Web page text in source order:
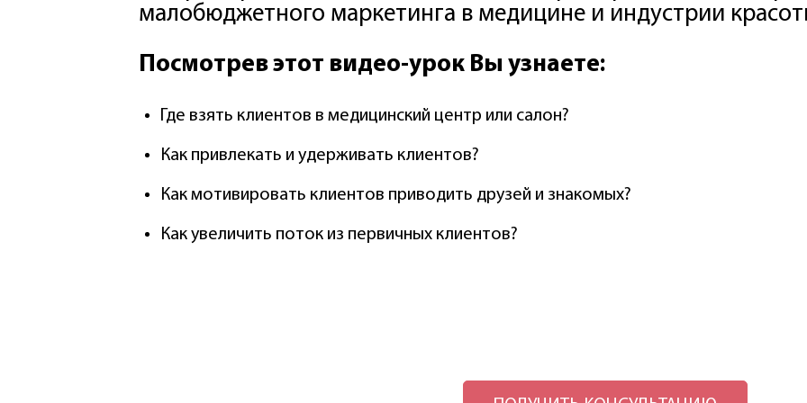
малобюджетного маркетинга в медицине и индустрии
Посмотрев этот видео-урок Вы узнаете:
Где взять клиентов в медицинский центр или салон?
Как привлекать и удерживать клиентов?
Как мотивировать клиентов приводить друзей и знакомых?
Как увеличить поток из первичных клиентов?